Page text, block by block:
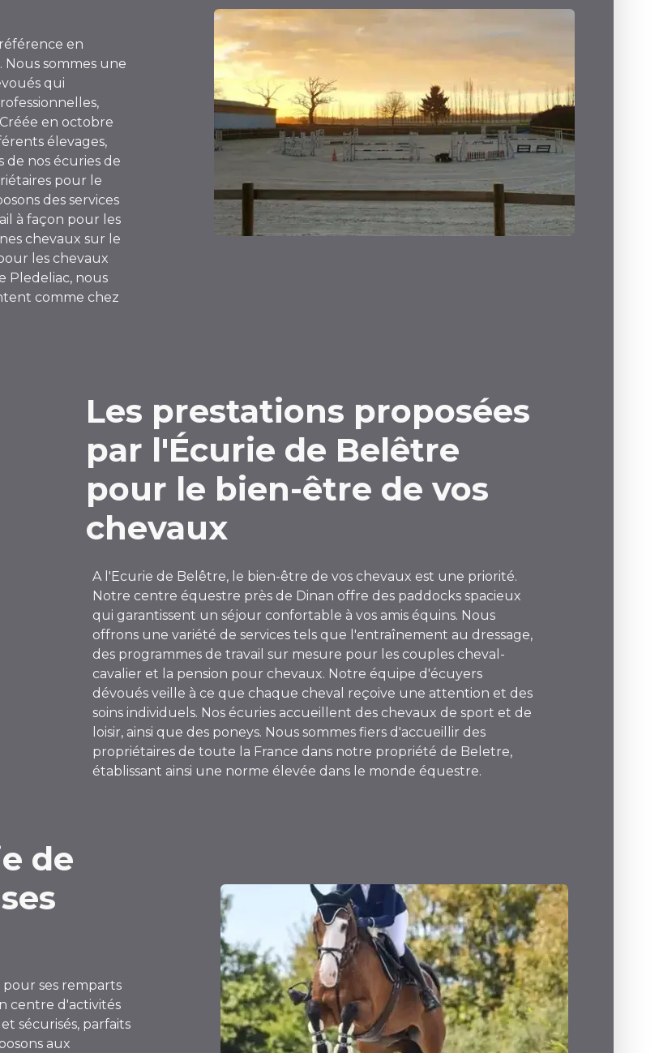
en
sommes une
qui
en octobre
élevages,
de nos écuries de
pour le
des services
à façon pour les
chevaux sur le
les chevaux
Pledeliac, nous
comme chez
Les prestations proposées
par l'Écurie de Belêtre
pour le bien-être de vos
chevaux
A l'Ecurie de Belêtre, le bien-être de vos chevaux est une priorité.
Notre centre équestre près de Dinan offre des paddocks spacieux
qui garantissent un séjour confortable à vos amis équins. Nous
offrons une variété de services tels que l'entraînement au dressage,
des programmes de travail sur mesure pour les couples cheval-
cavalier et la pension pour chevaux. Notre équipe d'écuyers
dévoués veille à ce que chaque cheval reçoive une attention et des
soins individuels. Nos écuries accueillent des chevaux de sport et de
loisir, ainsi que des poneys. Nous sommes fiers d'accueillir des
propriétaires de toute la France dans notre propriété de Beletre,
établissant ainsi une norme élevée dans le monde équestre.
de
ses remparts
centre d'activités
sécurisés, parfaits
aux